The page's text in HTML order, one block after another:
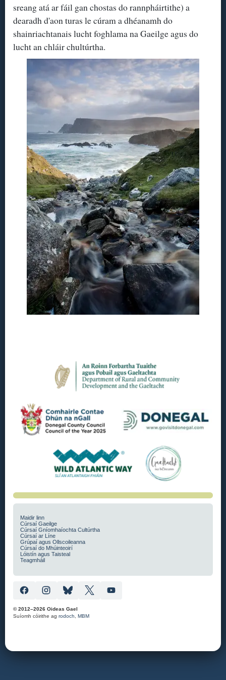
sreang atá ar fáil gan chostas do rannpháirtithe) a
dearadh d'aon turas le cúram a dhéanamh do
shainriachtanais lucht foghlama na Gaeilge agus do
lucht an chláir chultúrtha.
Maidir linn
Cúrsaí Gaeilge
Cúrsaí Gníomhaíochta Cultúrtha
Cúrsaí ar Líne
Grúpaí agus Ollscoileanna
Cúrsaí do Mhúinteoirí
Lóistín agus Taisteal
Teagmháil
© 2012–2026 Oideas Gael
Suíomh cóirithe agrodoch, MBM